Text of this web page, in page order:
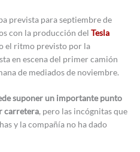
prevista para septiembre de
con la producción del Tesla
el ritmo previsto por la
en escena del primer camión
de mediados de noviembre.
suponer un importante punto
carretera, pero las incógnitas que
y la compañía no ha dado